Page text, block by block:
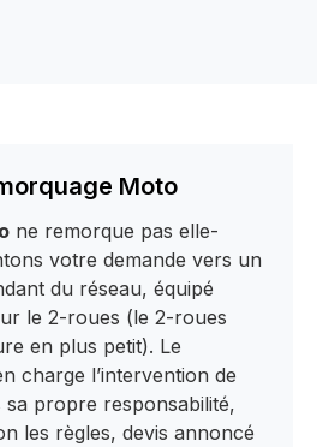
Moto
ne remorque pas elle-
votre demande vers un
du réseau, équipé
le 2-roues (le 2-roues
en plus petit). Le
charge l’intervention de
propre responsabilité,
les règles, devis annoncé